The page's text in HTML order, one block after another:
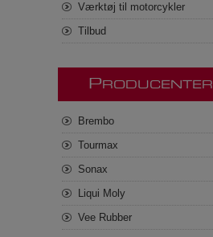
Værktøj til motorcykler
Tilbud
P RODUCENTER
Brembo
Tourmax
Sonax
Liqui Moly
Vee Rubber